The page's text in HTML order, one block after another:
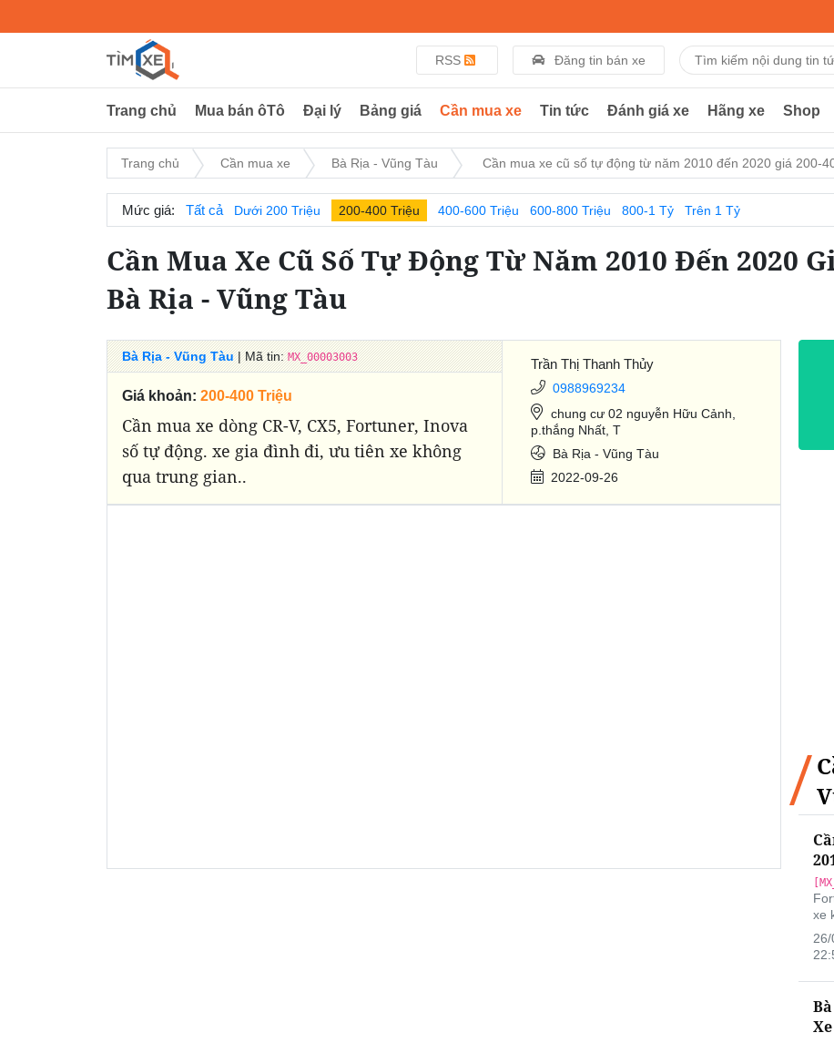
RSS Đăng tin bán xe
Trang chủ Mua bán ôTô Đại lý Bảng giá Cần mua xe Tin tức Đánh giá xe Hãng xe Shop
Trang chủ Cần mua xe Bà Rịa - Vũng Tàu Cần mua xe cũ số tự động từ năm 2010 đến 2020 giá 200-
Mức giá: Tất cả Dưới 200 Triệu 200-400 Triệu 400-600 Triệu 600-800 Triệu 800-1 Tỷ Trên 1 Tỷ
Cần Mua Xe Cũ Số Tự Động Từ Năm 2010 Đến 2020
Bà Rịa - Vũng Tàu
Bà Rịa - Vũng Tàu | Mã tin:MX_00003003
Giá khoản: 200-400 Triệu
Cần mua xe dòng CR-V, CX5, Fortuner, Inova
số tự động. xe gia đình đi, ưu tiên xe không
qua trung gian..
Trần Thị Thanh Thủy
0988969234
chung cư 02 nguyễn Hữu Cảnh,
p.thắng Nhất, T
Bà Rịa - Vũng Tàu
2022-09-26
xe